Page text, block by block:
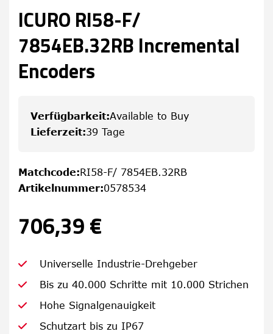
ICURO RI58-F/
7854EB.32RB Incremental
Encoders
Verfügbarkeit:Available to Buy
Lieferzeit:39 Tage
Matchcode:RI58-F/ 7854EB.32RB
Artikelnummer:0578534
706,39 €
Universelle Industrie-Drehgeber
Bis zu 40.000 Schritte mit 10.000 Strichen
Hohe Signalgenauigkeit
Schutzart bis zu IP67